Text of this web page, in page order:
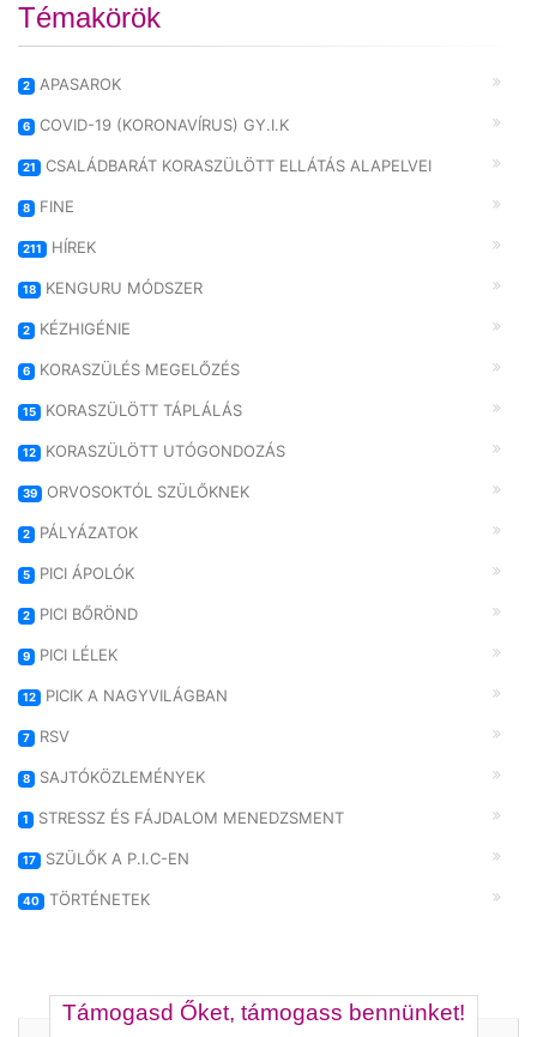
Témakörök
2 APASAROK
6 COVID-19 (KORONAVÍRUS) GY.I.K
21 CSALÁDBARÁT KORASZÜLÖTT ELLÁTÁS ALAPELVEI
8 FINE
211 HÍREK
18 KENGURU MÓDSZER
2 KÉZHIGÉNIE
6 KORASZÜLÉS MEGELŐZÉS
15 KORASZÜLÖTT TÁPLÁLÁS
12 KORASZÜLÖTT UTÓGONDOZÁS
39 ORVOSOKTÓL SZÜLŐKNEK
2 PÁLYÁZATOK
5 PICI ÁPOLÓK
2 PICI BŐRÖND
9 PICI LÉLEK
12 PICIK A NAGYVILÁGBAN
7 RSV
8 SAJTÓKÖZLEMÉNYEK
1 STRESSZ ÉS FÁJDALOM MENEDZSMENT
17 SZÜLŐK A P.I.C-EN
40 TÖRTÉNETEK
Támogasd Őket, támogass bennünket!